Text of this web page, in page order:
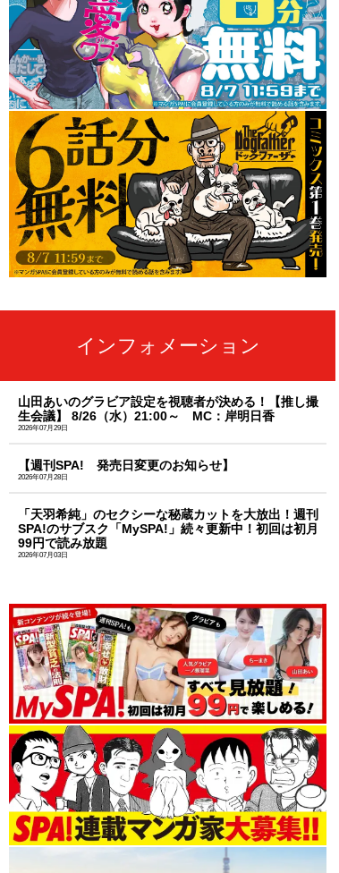
インフォメーション
山田あいのグラビア設定を視聴者が決める！【推し撮
生会議】 8/26（水）21:00～ MC：岸明日香
2026年07月29日
【週刊SPA! 発売日変更のお知らせ】
2026年07月28日
「天羽希純」のセクシーな秘蔵カットを大放出！週刊
SPA!のサブスク「MySPA!」続々更新中！初回は初月
99円で読み放題
2026年07月03日